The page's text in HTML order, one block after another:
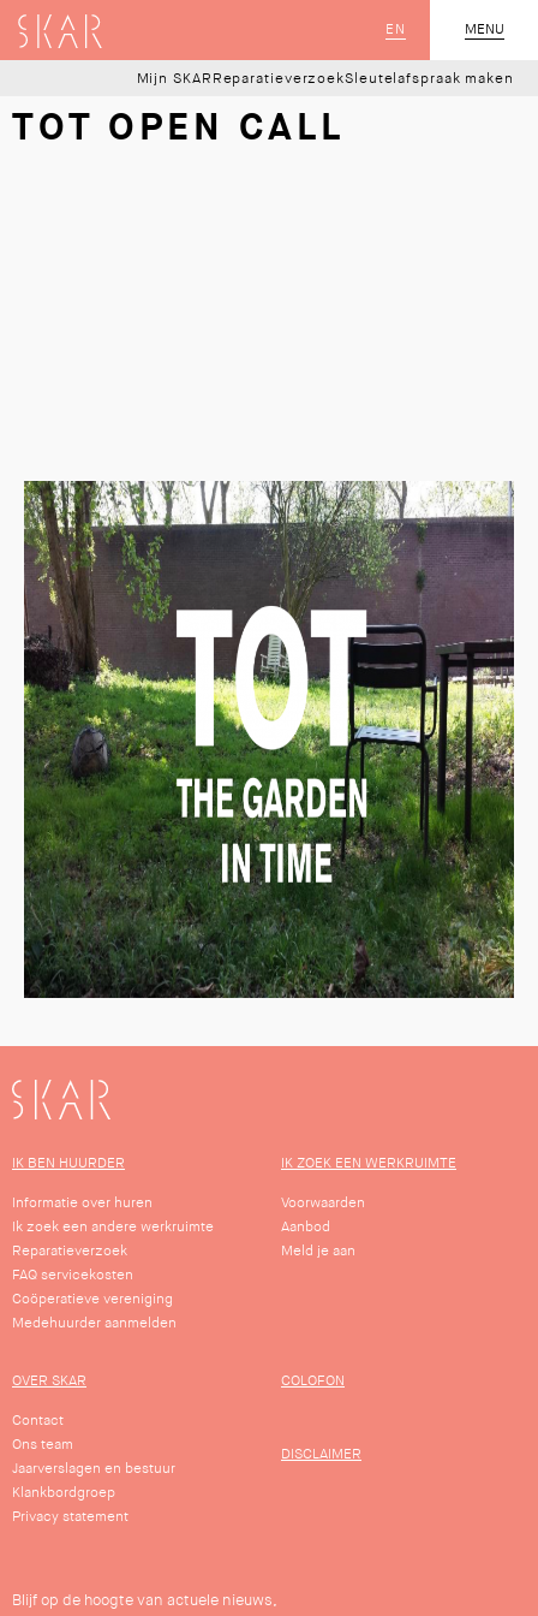
MENU
SLUIT
EN
SKAR
Mijn SKAR ReparatieverzoekSleutelafspraak maken
TOT OPEN CALL
SKAR
IK BEN HUURDER
Informatie over huren
Ik zoek een andere werkruimte
Reparatieverzoek
FAQ servicekosten
Coöperatieve vereniging
Medehuurder aanmelden
IK ZOEK EEN WERKRUIMTE
Voorwaarden
Aanbod
Meld je aan
OVER SKAR
Contact
Ons team
Jaarverslagen en bestuur
Klankbordgroep
Privacy statement
COLOFON
DISCLAIMER
Blijf op de hoogte van actuele nieuws,